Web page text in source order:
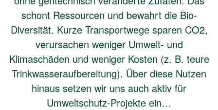
schont Ressourcen und bewahrt die Bio-
Diversität. Kurze Transportwege sparen CO2,
verursachen weniger Umwelt- und
Klimaschäden und weniger Kosten (z. B. teure
Trinkwasseraufbereitung). Über diese Nutzen
hinaus setzen wir uns auch aktiv für
Umweltschutz-Projekte ein…